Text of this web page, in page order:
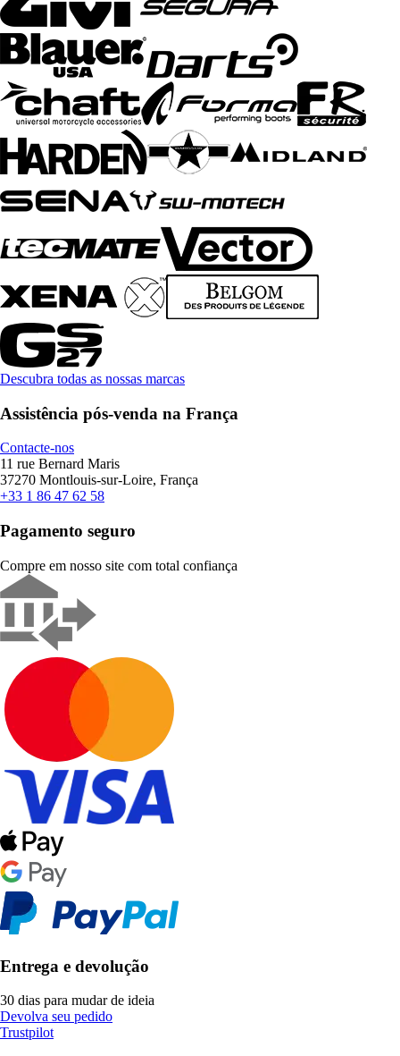
Descubra todas as nossas marcas
Assistência pós-venda na França
Contacte-nos
11 rue Bernard Maris
37270 Montlouis-sur-Loire, França
+33 1 86 47 62 58
Pagamento seguro
Compre em nosso site com total confiança
Entrega e devolução
30 dias para mudar de ideia
Devolva seu pedido
Trustpilot